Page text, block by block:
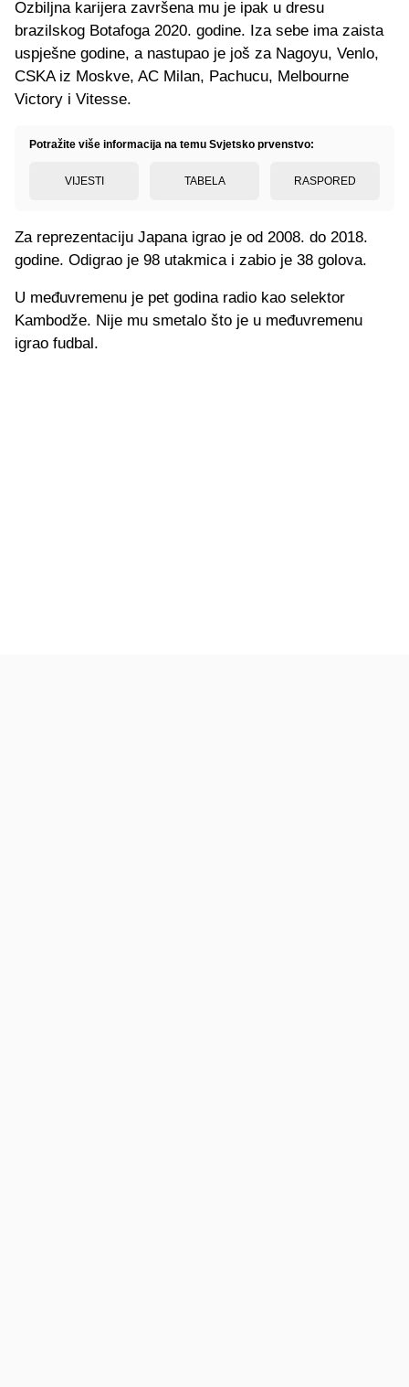
Ozbiljna karijera završena mu je ipak u dresu
brazilskog Botafoga 2020. godine. Iza sebe ima zaista
uspješne godine, a nastupao je još za Nagoyu, Venlo,
CSKA iz Moskve, AC Milan, Pachucu, Melbourne
Victory i Vitesse.
Potražite više informacija na temu Svjetsko prvenstvo:
VIJESTI TABELA RASPORED
Za reprezentaciju Japana igrao je od 2008. do 2018.
godine. Odigrao je 98 utakmica i zabio je 38 golova.
U međuvremenu je pet godina radio kao selektor
Kambodže. Nije mu smetalo što je u međuvremenu
igrao fudbal.